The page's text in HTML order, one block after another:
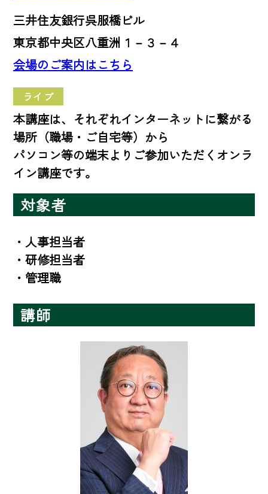
三井住友銀行呉服橋ビル
東京都中央区八重洲１－３－４
会場のご案内はこちら
ライブ
本講座は、それぞれインターネットに繋がる
場所（職場・ご自宅等）から
パソコン等の端末よりご参加いただくオンラ
イン講座です。
対象者
・人事担当者
・研修担当者
・管理職
講師